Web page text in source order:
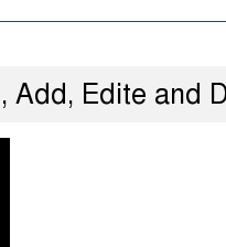
Add, Edite and